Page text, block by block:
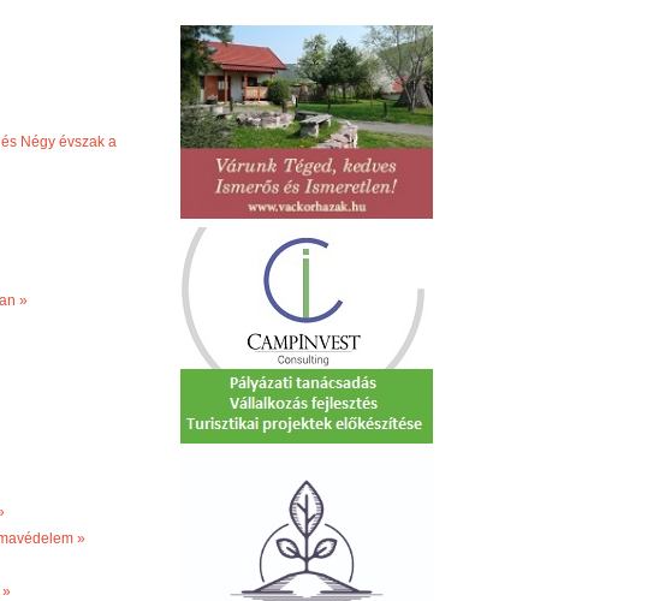
Négy évszak a
»
»
»